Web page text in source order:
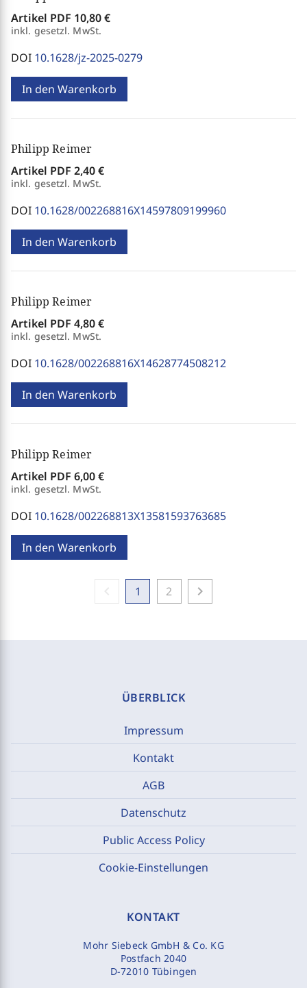
Artikel PDF 10,80 €
inkl. gesetzl. MwSt.
DOI 10.1628/jz-2025-0279
In den Warenkorb
Philipp Reimer
Artikel PDF 2,40 €
inkl. gesetzl. MwSt.
DOI 10.1628/002268816X14597809199960
In den Warenkorb
Philipp Reimer
Artikel PDF 4,80 €
inkl. gesetzl. MwSt.
DOI 10.1628/002268816X14628774508212
In den Warenkorb
Philipp Reimer
Artikel PDF 6,00 €
inkl. gesetzl. MwSt.
DOI 10.1628/002268813X13581593763685
In den Warenkorb
1 2 chevron_right
ÜBERBLICK
Impressum
Kontakt
AGB
Datenschutz
Public Access Policy
Cookie-Einstellungen
KONTAKT
Mohr Siebeck GmbH & Co. KG
Postfach 2040
D-72010 Tübingen